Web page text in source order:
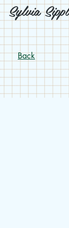
Sylvia Sippl
Back